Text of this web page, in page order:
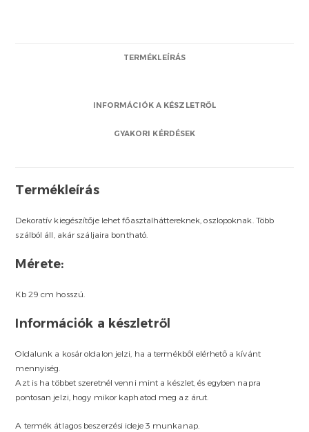
TERMÉKLEÍRÁS
INFORMÁCIÓK A KÉSZLETRŐL
GYAKORI KÉRDÉSEK
Termékleírás
Dekoratív kiegészítője lehet főasztalháttereknek, oszlopoknak. Több
szálból áll, akár száljaira bontható.
Mérete:
Kb 29 cm hosszú.
Információk a készletről
Oldalunk a kosár oldalon jelzi, ha a termékből elérhető a kívánt
mennyiség.
Azt is ha többet szeretnél venni mint a készlet, és egyben napra
pontosan jelzi, hogy mikor kaphatod meg az árut.
A termék átlagos beszerzési ideje 3 munkanap.